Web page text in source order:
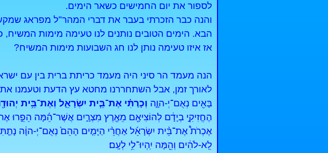
לספור את יום החמישים כשאר הימים.
והנה כבר הזכרתי בעבר את דברי המהר"ל מפראג
הבא. הימים הטובים נותנים לנו טעימה מימות
אז איזו טעימה נותן לנו חג השבועות מימות המשיח?
הנה מעמד הר סיני היה מעמד כריתת ברית בין עם
לאורך זמן, אבל השתחררנו מחטא עץ הדעת וטעמנו
בָּאִ֖ים נְאֻם־יְ-הוָ֑ה וְכָרַתִּ֗י אֶת־בֵּ֧ית יִשְׂרָאֵ֛ל וְאֶת־בֵּ֥ית
הֶחֱזִיקִ֣י בְיָדָ֔ם לְהוֹצִיאָ֖ם מֵאֶ֖רֶץ מִצְרָ֑יִם אֲשֶׁר־הֵ֜מָּה הֵפֵ֣רוּ
אֶכְרֹת֩ אֶת־בֵּ֨ית יִשְׂרָאֵ֜ל אַחֲרֵ֨י הַיָּמִ֤ים הָהֵם֙ נְאֻם־יְ-הוָ֔ה
לֵֽא-לֹהִ֔ים וְהֵ֖מָּה יִֽהְיוּ־לִ֥י לְעָֽם׃